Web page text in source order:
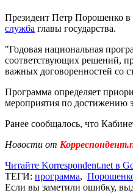
Президент Петр Порошенко в
служба главы государства.
"Годовая национальная
соответствующих решений,
важных договоренностей со
Программа определяет
мероприятия по достижению
Ранее сообщалось, что
Новости от
Читайте Korrespondent.net в
ТЕГИ: программа,
Если вы заметили ошибку,